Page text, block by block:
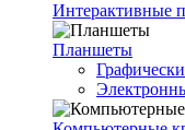
Интерактивные
Планшеты